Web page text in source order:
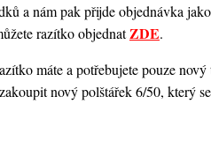
a nám pak přijde objednávka
razítko objednatZDE.
máte a potřebujete pouze
nový polštářek 6/50, který